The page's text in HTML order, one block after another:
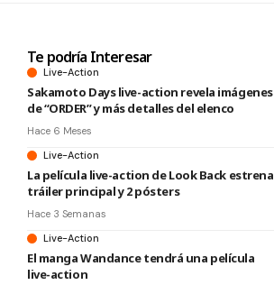
Te podría Interesar
Live-Action
Sakamoto Days live-action revela imágenes
de “ORDER” y más detalles del elenco
Hace 6 Meses
Live-Action
La película live-action de Look Back estrena
tráiler principal y 2 pósters
Hace 3 Semanas
Live-Action
El manga Wandance tendrá una película
live-action